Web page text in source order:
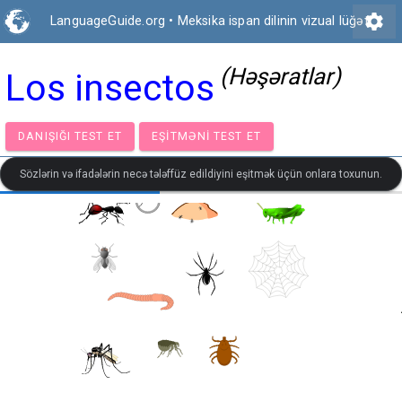
LanguageGuide.org • Meksika ispan dilinin vizual lüğətisettings
Los insectos (Həşəratlar)
DANIŞIĞI TEST ET EŞITMƏNI TEST ET
Sözlərin və ifadələrin necə tələffüz edildiyini eşitmək üçün onlara toxunun.